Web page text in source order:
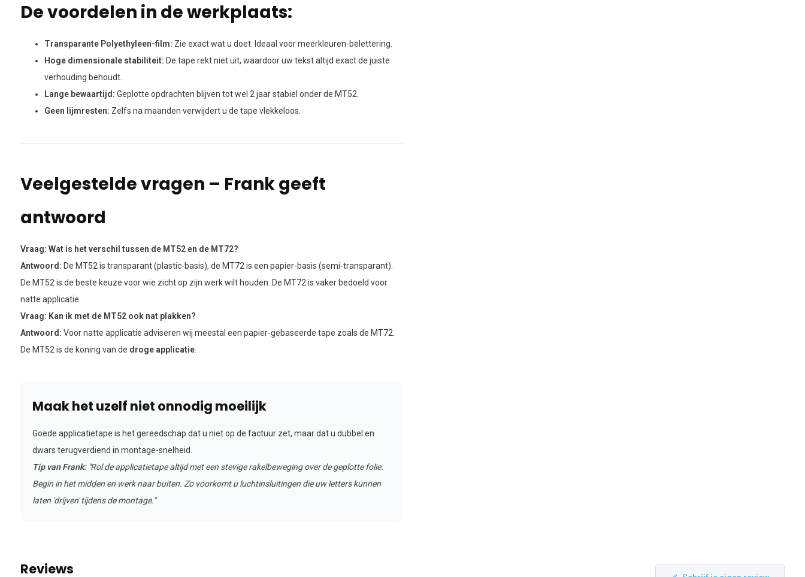
De voordelen in de werkplaats:
Transparante Polyethyleen-film: Zie exact wat u doet. Ideaal voor meerkleuren-belettering.
Hoge dimensionale stabiliteit: De tape rekt niet uit, waardoor uw tekst altijd exact de juiste
verhouding behoudt.
Lange bewaartijd: Geplotte opdrachten blijven tot wel 2 jaar stabiel onder de MT52.
Geen lijmresten: Zelfs na maanden verwijdert u de tape vlekkeloos.
Veelgestelde vragen – Frank geeft
antwoord
Vraag: Wat is het verschil tussen de MT52 en de MT72?
Antwoord: De MT52 is transparant (plastic-basis), de MT72 is een papier-basis (semi-transparant).
De MT52 is de beste keuze voor wie zicht op zijn werk wilt houden. De MT72 is vaker bedoeld voor
natte applicatie.
Vraag: Kan ik met de MT52 ook nat plakken?
Antwoord: Voor natte applicatie adviseren wij meestal een papier-gebaseerde tape zoals de MT72.
De MT52 is de koning van de droge applicatie.
Maak het uzelf niet onnodig moeilijk
Goede applicatietape is het gereedschap dat u niet op de factuur zet, maar dat u dubbel en
dwars terugverdiend in montage-snelheid.
Tip van Frank:"Rol de applicatietape altijd met een stevige rakelbeweging over de geplotte folie.
Begin in het midden en werk naar buiten. Zo voorkomt u luchtinsluitingen die uw letters kunnen
laten 'drijven' tijdens de montage."
Reviews